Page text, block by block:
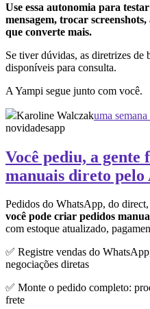
Use essa autonomia para
mensagem, trocar
que converte mais.
Se tiver dúvidas, as diretrizes de
disponíveis para consulta.
A Yampi segue junto com você.
Karoline Walczakuma semana
novidadesapp
Você pediu, a gente
manuais direto pelo
Pedidos do WhatsApp, do
você pode criar pedidos
com estoque atualizado,
✅ Registre vendas do
negociações diretas
✅ Monte o pedido completo:
frete